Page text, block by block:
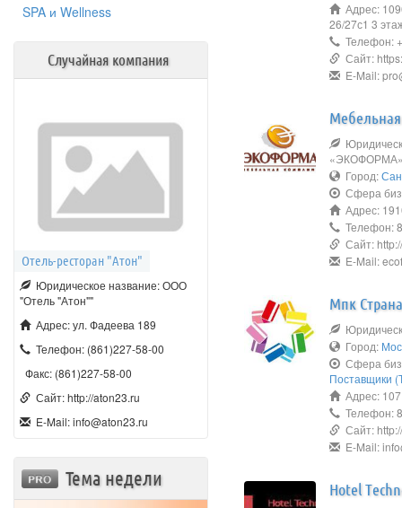
SPA и Wellness
Случайная компания
Отель-ресторан "Атон"
Юридическое название: ООО
"Отель "Атон""
Адрес: ул. Фадеева 189
Телефон: (861)227-58-00
Факс: (861)227-58-00
Сайт: http://aton23.ru
E-Mail: info@aton23.ru
Тема недели
Адрес:
26/27с1 3
Телефон:
Сайт:
E-Mail:
Город:
Сфера
Адрес:
Телефон:
Сайт:
E-Mail:
Мпк
Город:
Сфера
Поставщики
Адрес:
Телефон:
Сайт:
E-Mail:
Hotel